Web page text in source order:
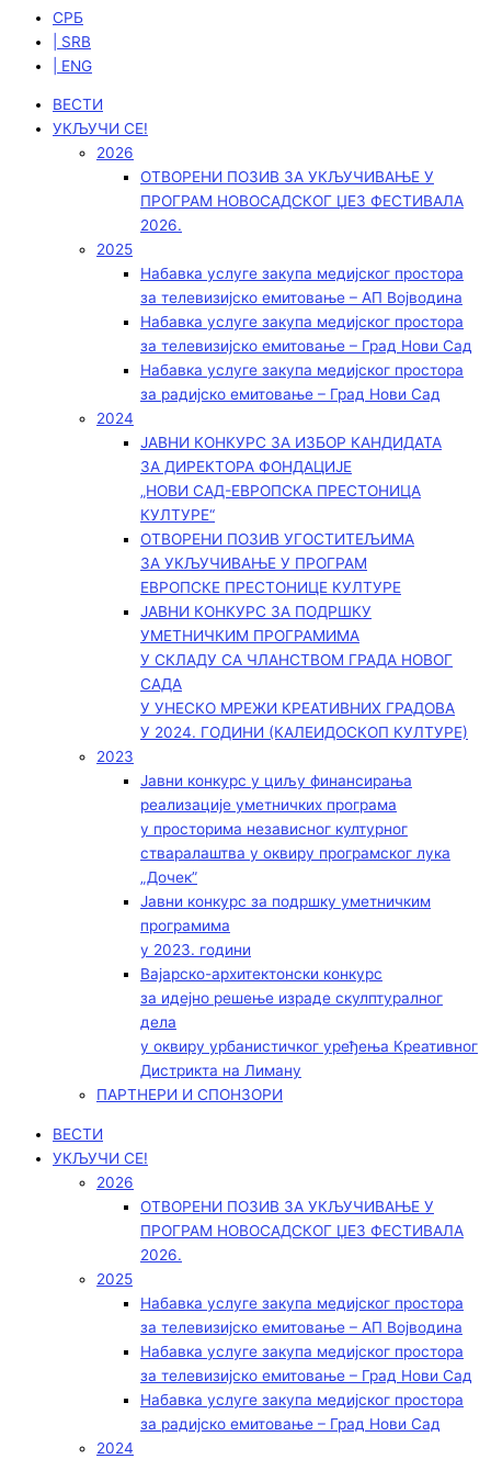
СРБ
| SRB
| ENG
ВЕСТИ
УКЉУЧИ СЕ!
2026
ОТВОРЕНИ ПОЗИВ ЗА УКЉУЧИВАЊЕ У
ПРОГРАМ НОВОСАДСКОГ ЏЕЗ ФЕСТИВАЛА
2026.
2025
Набавка услуге закупа медијског простора
за телевизијско емитовање – АП Војводинa
Набавка услуге закупа медијског простора
за телевизијско емитовање – Град Нови Сад
Набавка услуге закупа медијског простора
за радијско емитовање – Град Нови Сад
2024
ЈАВНИ КОНКУРС ЗА ИЗБОР КАНДИДАТА
ЗА ДИРЕКТОРА ФОНДАЦИЈЕ
„НОВИ САД-ЕВРОПСКА ПРЕСТОНИЦА
КУЛТУРЕ“
ОТВОРЕНИ ПОЗИВ УГОСТИТЕЉИМА
ЗА УКЉУЧИВАЊЕ У ПРОГРАМ
ЕВРОПСКЕ ПРЕСТОНИЦЕ КУЛТУРЕ
ЈАВНИ КОНКУРС ЗА ПОДРШКУ
УМЕТНИЧКИМ ПРОГРАМИМА
У СКЛАДУ СА ЧЛАНСТВОМ ГРАДА НОВОГ
САДА
У УНЕСКО МРЕЖИ КРЕАТИВНИХ ГРАДОВА
У 2024. ГОДИНИ (КАЛЕИДОСКОП КУЛТУРЕ)
2023
Јавни конкурс у циљу финансирања
реализације уметничких програма
у просторима независног културног
стваралаштва у оквиру програмског лука
„Дочек”
Јавни конкурс за подршку уметничким
програмима
у 2023. години
Вајарско-архитектонски конкурс
за идејно решење израде скулптуралног
дела
у оквиру урбанистичког уређења Креативног
Дистрикта на Лиману
ПАРТНЕРИ И СПОНЗОРИ
ВЕСТИ
УКЉУЧИ СЕ!
2026
ОТВОРЕНИ ПОЗИВ ЗА УКЉУЧИВАЊЕ У
ПРОГРАМ НОВОСАДСКОГ ЏЕЗ ФЕСТИВАЛА
2026.
2025
Набавка услуге закупа медијског простора
за телевизијско емитовање – АП Војводинa
Набавка услуге закупа медијског простора
за телевизијско емитовање – Град Нови Сад
Набавка услуге закупа медијског простора
за радијско емитовање – Град Нови Сад
2024